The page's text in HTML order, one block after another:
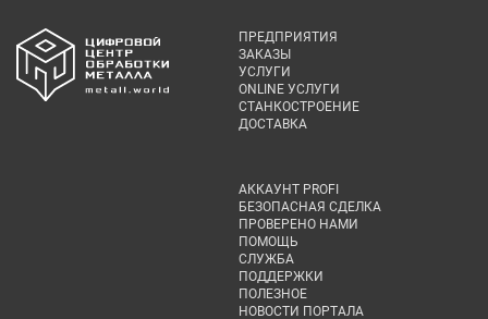
ПРЕДПРИЯТИЯ
ЗАКАЗЫ
УСЛУГИ
ONLINE УСЛУГИ
СТАНКОСТРОЕНИЕ
ДОСТАВКА
АККАУНТ PROFI
БЕЗОПАСНАЯ СДЕЛКА
ПРОВЕРЕНО НАМИ
ПОМОЩЬ
СЛУЖБА
ПОДДЕРЖКИ
ПОЛЕЗНОЕ
НОВОСТИ ПОРТАЛА